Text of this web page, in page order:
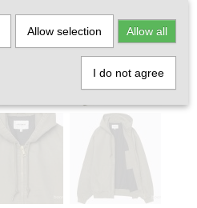
Allow selection Allow all
I do not agree